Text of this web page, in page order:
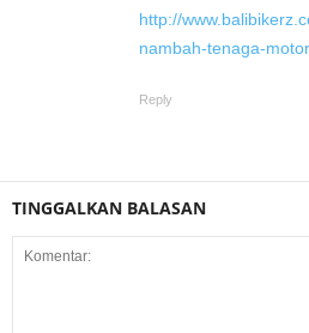
http://
nambah-tenaga-
Reply
TINGGALKAN BALASAN